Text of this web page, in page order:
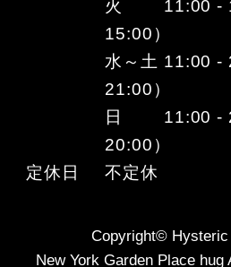
火 11:00 -
15:00）
水～土 11:00 -
21:00）
日 11:00 -
20:00）
定休日
不定休
Copyright© Hysteric
New York Garden Place